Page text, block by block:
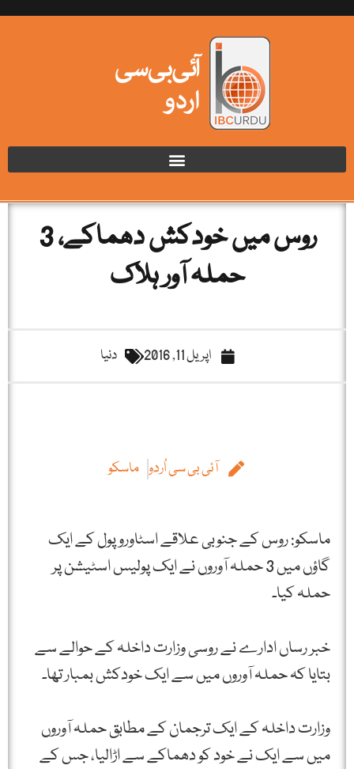
روس میں خودکش دھماکے، 3
حملہ آور ہلاک
اپریل 11, 2016 دنیا
آئی بی سی اُردو ماسکو
ماسکو: روس کے جنوبی علاقے اسٹاوروپول کے ایک
گاؤں میں 3 حملہ آوروں نے ایک پولیس اسٹیشن پر
حملہ کیا۔
خبر رساں ادارے نے روسی وزارت داخلہ کے حوالے سے
بتایا کہ حملہ آوروں میں سے ایک خودکش بمبار تھا۔
وزارت داخلہ کے ایک ترجمان کے مطابق حملہ آوروں
میں سے ایک نے خود کو دھماکے سے اڑالیا، جس کے